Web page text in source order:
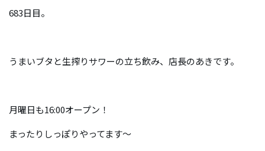
683日目。
うまいブタと生搾りサワーの立ち飲み、店長のあきです。
月曜日も16:00オープン！
まったりしっぽりやってます〜